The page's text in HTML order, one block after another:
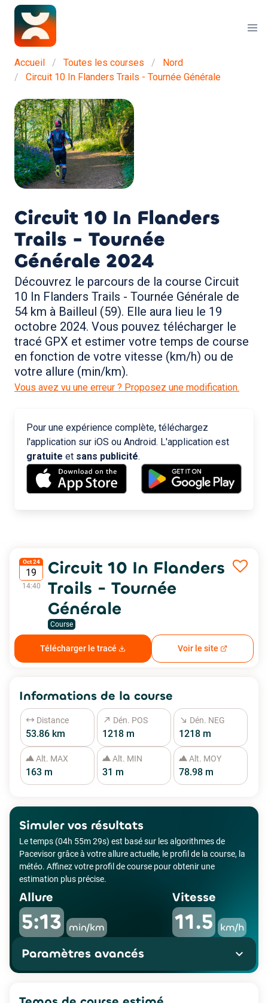
Accueil Toutes les courses
Nord
Circuit 10 In Flanders Trails - Tournée Générale
Circuit 10 In Flanders
Trails - Tournée
Générale 2024
Découvrez le parcours de la course Circuit
10 In Flanders Trails - Tournée Générale de
54 km à Bailleul (59). Elle aura lieu le 19
octobre 2024. Vous pouvez télécharger le
tracé GPX et estimer votre temps de course
en fonction de votre vitesse (km/h) ou de
votre allure (min/km).
Vous avez vu une erreur ? Proposez une modification.
Pour une expérience complète, téléchargez
l'application sur iOS ou Android. L'application est
gratuite et sans publicité.